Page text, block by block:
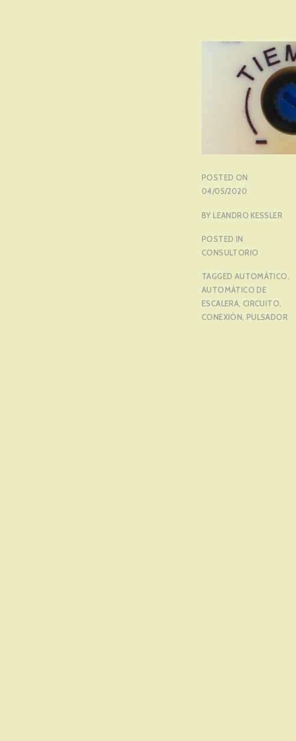
POSTED ON
04/05/2020
BYLEANDRO KESSLER
POSTED IN
CONSULTORIO
TAGGED AUTOMÁTICO
AUTOMÁTICO DE
ESCALERA CIRCUITO
CONEXIÓN PULSADOR